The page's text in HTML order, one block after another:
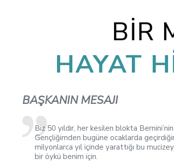
BİR
HAYAT
BAŞKANIN MESAJI
Biz 50 yıldır, her kesilen blokta
Gençliğimden bugüne ocaklarda
milyonlarca yıl içinde yarattığı bu
bir öykü benim için.